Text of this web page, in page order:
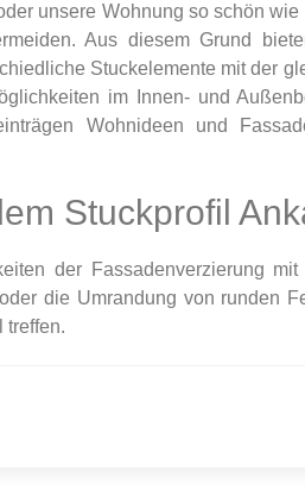
unsere Wohnung so schön wie
Aus diesem Grund
Stuckelemente mit der
im Innen- und
Wohnideen und
Stuckprofil
der Fassadenverzierung mit
die Umrandung von runden
treffen.